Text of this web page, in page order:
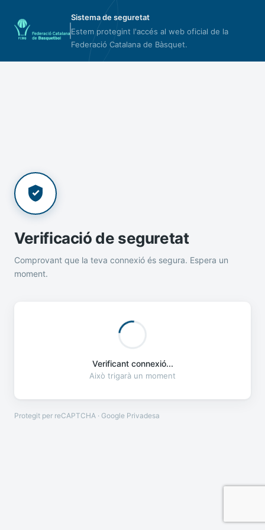
Sistema de seguretat
Estem protegint l'accés al web oficial de la
Federació Catalana de Bàsquet.
Verificació de seguretat
Comprovant que la teva connexió és segura. Espera un
moment.
Verificant connexió...
Això trigarà un moment
Protegit per reCAPTCHA · Google Privadesa